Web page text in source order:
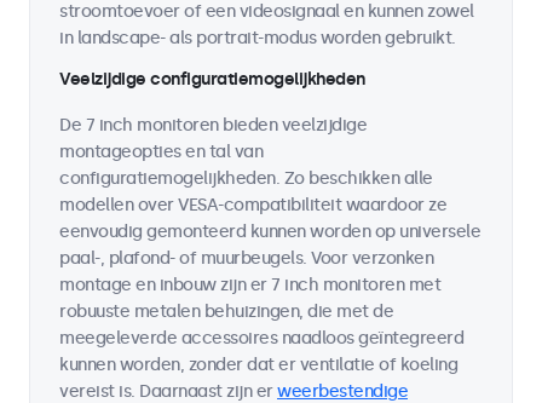
stroomtoevoer of een videosignaal en kunnen zowel
in landscape- als portrait-modus worden gebruikt.
Veelzijdige configuratiemogelijkheden
De 7 inch monitoren bieden veelzijdige
montageopties en tal van
configuratiemogelijkheden. Zo beschikken alle
modellen over VESA-compatibiliteit waardoor ze
eenvoudig gemonteerd kunnen worden op universele
paal-, plafond- of muurbeugels. Voor verzonken
montage en inbouw zijn er 7 inch monitoren met
robuuste metalen behuizingen, die met de
meegeleverde accessoires naadloos geïntegreerd
kunnen worden, zonder dat er ventilatie of koeling
vereist is. Daarnaast zijn erweerbestendige